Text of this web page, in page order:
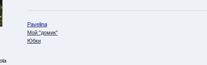
Pavelina
Мой "домик"
Юбки